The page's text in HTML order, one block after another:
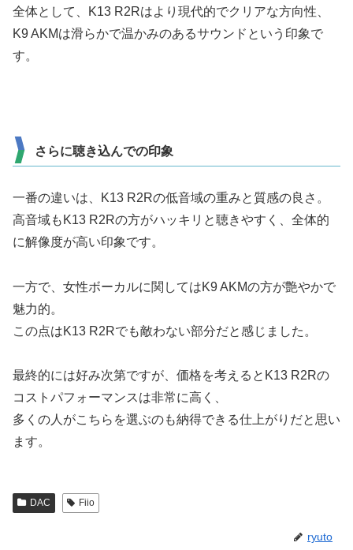
全体として、K13 R2Rはより現代的でクリアな方向性、
K9 AKMは滑らかで温かみのあるサウンドという印象で
す。
さらに聴き込んでの印象
一番の違いは、K13 R2Rの低音域の重みと質感の良さ。
高音域もK13 R2Rの方がハッキリと聴きやすく、全体的
に解像度が高い印象です。
一方で、女性ボーカルに関してはK9 AKMの方が艶やかで
魅力的。
この点はK13 R2Rでも敵わない部分だと感じました。
最終的には好み次第ですが、価格を考えるとK13 R2Rの
コストパフォーマンスは非常に高く、
多くの人がこちらを選ぶのも納得できる仕上がりだと思い
ます。
DAC Fiio
ryuto